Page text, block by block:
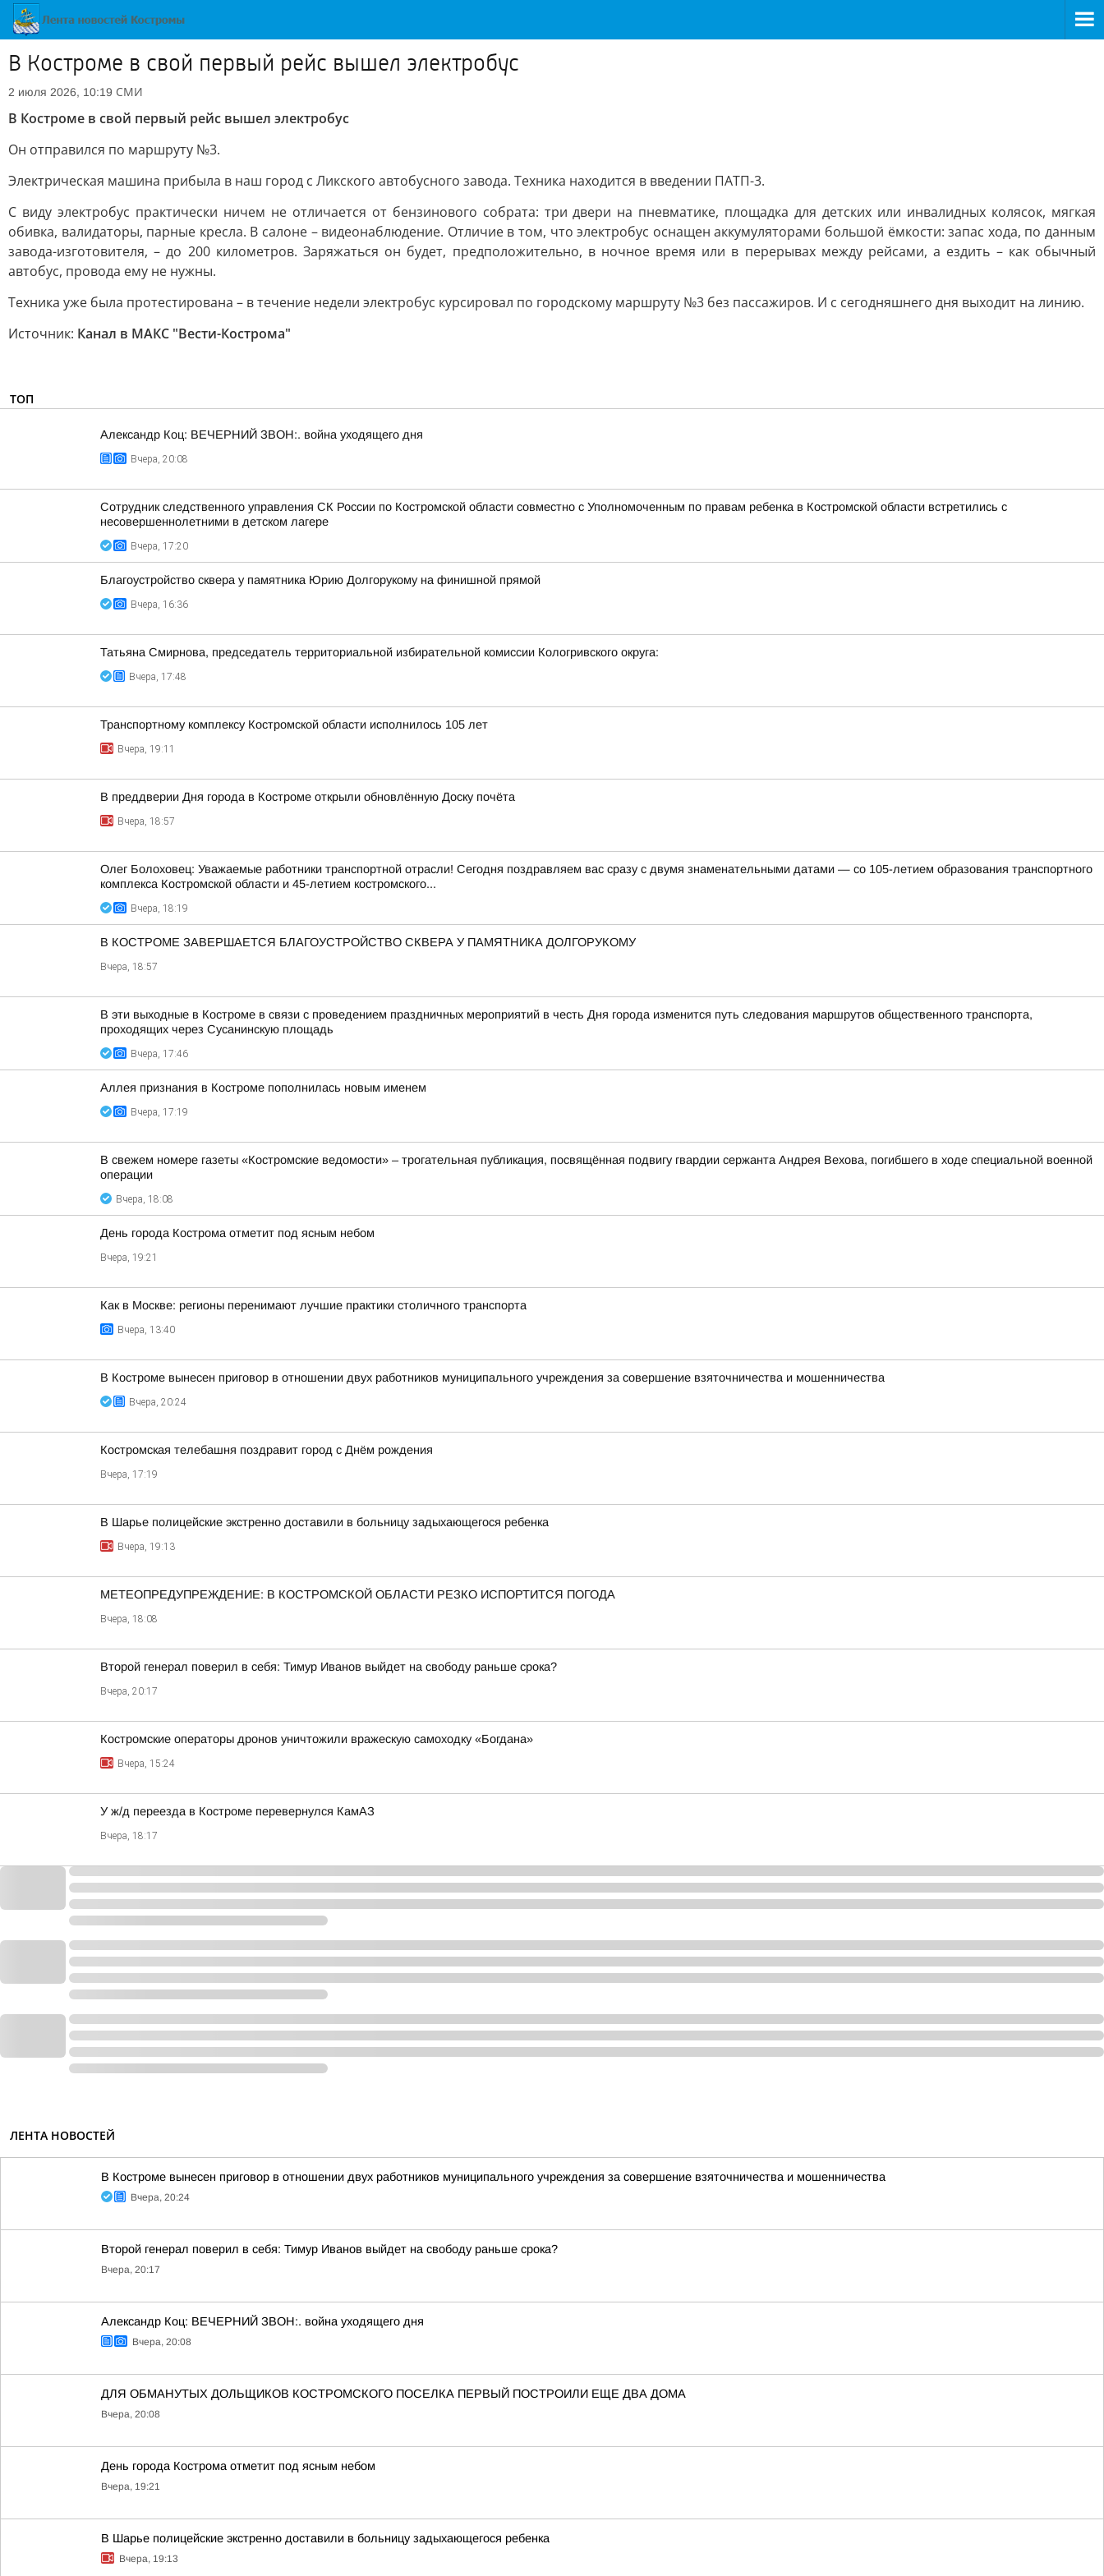
В Костроме в свой первый рейс вышел электробус
2 июля 2026, 10:19 СМИ
В Костроме в свой первый рейс вышел электробус
Он отправился по маршруту №3.
Электрическая машина прибыла в наш город с Ликского автобусного завода. Техника находится в введении ПАТП-3.
С виду электробус практически ничем не отличается от бензинового собрата: три двери на пневматике, площадка для детских или инвалидных колясок, мягкая
обивка, валидаторы, парные кресла. В салоне – видеонаблюдение. Отличие в том, что электробус оснащен аккумуляторами большой ёмкости: запас хода, по данным
завода-изготовителя, – до 200 километров. Заряжаться он будет, предположительно, в ночное время или в перерывах между рейсами, а ездить – как обычный
автобус, провода ему не нужны.
Техника уже была протестирована – в течение недели электробус курсировал по городскому маршруту №3 без пассажиров. И с сегодняшнего дня выходит на линию.
Источник: Канал в МАКС "Вести-Кострома"
ТОП
Александр Коц: ВЕЧЕРНИЙ ЗВОН:. война уходящего дня
Вчера, 20:08
Сотрудник следственного управления СК России по Костромской области совместно с Уполномоченным по правам ребенка в Костромской области встретились с
несовершеннолетними в детском лагере
Вчера, 17:20
Благоустройство сквера у памятника Юрию Долгорукому на финишной прямой
Вчера, 16:36
Татьяна Смирнова, председатель территориальной избирательной комиссии Кологривского округа:
Вчера, 17:48
Транспортному комплексу Костромской области исполнилось 105 лет
Вчера, 19:11
В преддверии Дня города в Костроме открыли обновлённую Доску почёта
Вчера, 18:57
Олег Болоховец: Уважаемые работники транспортной отрасли! Сегодня поздравляем вас сразу с двумя знаменательными датами — со 105-летием образования транспортного
комплекса Костромской области и 45-летием костромского...
Вчера, 18:19
В КОСТРОМЕ ЗАВЕРШАЕТСЯ БЛАГОУСТРОЙСТВО СКВЕРА У ПАМЯТНИКА ДОЛГОРУКОМУ
Вчера, 18:57
В эти выходные в Костроме в связи с проведением праздничных мероприятий в честь Дня города изменится путь следования маршрутов общественного транспорта,
проходящих через Сусанинскую площадь
Вчера, 17:46
Аллея признания в Костроме пополнилась новым именем
Вчера, 17:19
В свежем номере газеты «Костромские ведомости» – трогательная публикация, посвящённая подвигу гвардии сержанта Андрея Вехова, погибшего в ходе специальной военной
операции
Вчера, 18:08
День города Кострома отметит под ясным небом
Вчера, 19:21
Как в Москве: регионы перенимают лучшие практики столичного транспорта
Вчера, 13:40
В Костроме вынесен приговор в отношении двух работников муниципального учреждения за совершение взяточничества и мошенничества
Вчера, 20:24
Костромская телебашня поздравит город с Днём рождения
Вчера, 17:19
В Шарье полицейские экстренно доставили в больницу задыхающегося ребенка
Вчера, 19:13
МЕТЕОПРЕДУПРЕЖДЕНИЕ: В КОСТРОМСКОЙ ОБЛАСТИ РЕЗКО ИСПОРТИТСЯ ПОГОДА
Вчера, 18:08
Второй генерал поверил в себя: Тимур Иванов выйдет на свободу раньше срока?
Вчера, 20:17
Костромские операторы дронов уничтожили вражескую самоходку «Богдана»
Вчера, 15:24
У ж/д переезда в Костроме перевернулся КамАЗ
Вчера, 18:17
ЛЕНТА НОВОСТЕЙ
В Костроме вынесен приговор в отношении двух работников муниципального учреждения за совершение взяточничества и мошенничества
Вчера, 20:24
Второй генерал поверил в себя: Тимур Иванов выйдет на свободу раньше срока?
Вчера, 20:17
Александр Коц: ВЕЧЕРНИЙ ЗВОН:. война уходящего дня
Вчера, 20:08
ДЛЯ ОБМАНУТЫХ ДОЛЬЩИКОВ КОСТРОМСКОГО ПОСЕЛКА ПЕРВЫЙ ПОСТРОИЛИ ЕЩЕ ДВА ДОМА
Вчера, 20:08
День города Кострома отметит под ясным небом
Вчера, 19:21
В Шарье полицейские экстренно доставили в больницу задыхающегося ребенка
Вчера, 19:13